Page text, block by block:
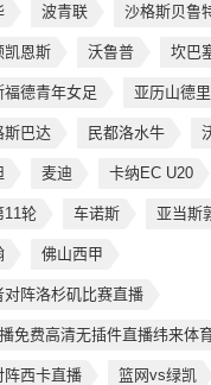
波青联 沙格斯贝鲁
凯恩斯 沃鲁普 坎巴
福德青年女足 亚历山德
斯巴达 民都洛水牛
麦迪 卡纳EC U20
11轮 车诺斯 亚当斯
佛山西甲
对阵洛杉矶比赛直播
免费高清无插件直播纬来体
阵西卡直播 篮网vs绿凯